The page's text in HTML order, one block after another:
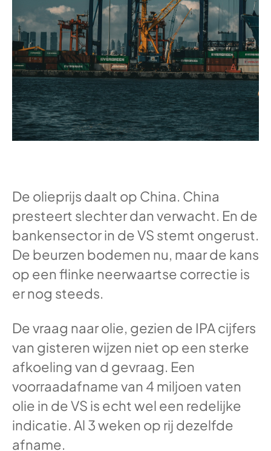
De olieprijs daalt op China. China
presteert slechter dan verwacht. En de
bankensector in de VS stemt ongerust.
De beurzen bodemen nu, maar de kans
op een flinke neerwaartse correctie is
er nog steeds.
De vraag naar olie, gezien de IPA cijfers
van gisteren wijzen niet op een sterke
afkoeling van d gevraag. Een
voorraadafname van 4 miljoen vaten
olie in de VS is echt wel een redelijke
indicatie. Al 3 weken op rij dezelfde
afname.